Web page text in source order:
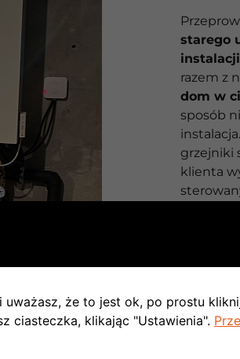
starego
instalacji
razem z
dom w
sposób
grzejniki
klienta
zdalnie
godzin.
uważasz, że to jest ok, po prostu
ciasteczka, klikając "Ustawienia".